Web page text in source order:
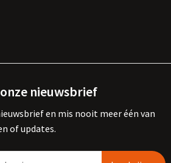
nieuwsbrief
en mis nooit meer één van
of updates.